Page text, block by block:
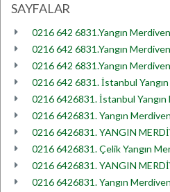
SAYFALAR
0216 642 6831.Yangın
0216 642 6831.Yangın
0216 642 6831.Yangın
0216 642 6831. İstanbul
0216 6426831. İstanbul
0216 6426831. Yangın
0216 6426831. YANGIN
0216 6426831. Çelik Yangın
0216 6426831. YANGIN
0216 6426831. Yangın